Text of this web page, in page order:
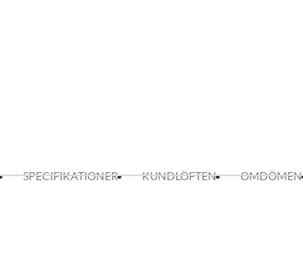
SPECIFIKATIONER KUNDLÖFTEN OMDÖMEN